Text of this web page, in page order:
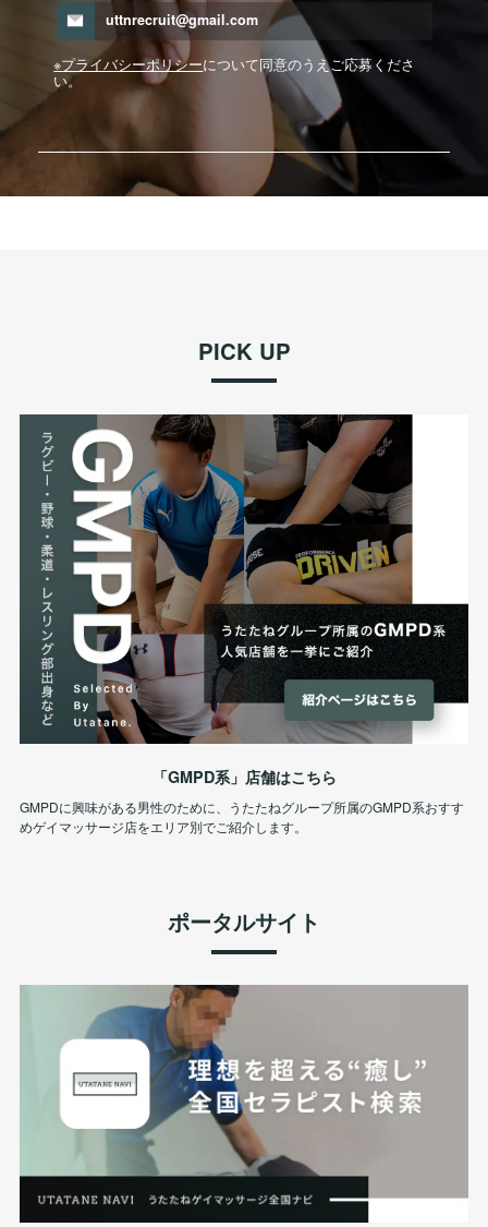
uttnrecruit@gmail.com
※プライバシーポリシーについて同意のうえご応募くださ
い。
PICK UP
「GMPD系」店舗はこちら
GMPDに興味がある男性のために、うたたねグループ所属のGMPD系おすす
めゲイマッサージ店をエリア別でご紹介します。
ポータルサイト